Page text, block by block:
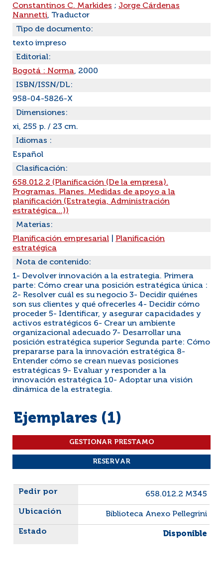
Constantinos C. Markides ; Jorge Cárdenas
Nannetti, Traductor
Tipo de documento:
texto impreso
Editorial:
Bogotá : Norma, 2000
ISBN/ISSN/DL:
958-04-5826-X
Dimensiones:
xi, 255 p. / 23 cm.
Idiomas :
Español
Clasificación:
658.012.2 (Planificación (De la empresa).
Programas. Planes. Medidas de apoyo a la
planificación (Estrategia, Administración
estratégica...))
Materias:
Planificación empresarial
Planificación
estratégica
Nota de contenido:
1- Devolver innovación a la estrategia. Primera
parte: Cómo crear una posición estratégica única :
2- Resolver cuál es su negocio 3- Decidir quiénes
son sus clientes y qué ofrecerles 4- Decidir cómo
proceder 5- Identificar, y asegurar capacidades y
activos estratégicos 6- Crear un ambiente
organizacional adecuado 7- Desarrollar una
posición estratégica superior Segunda parte: Cómo
prepararse para la innovación estratégica 8-
Entender cómo se crean nuevas posiciones
estratégicas 9- Evaluar y responder a la
innovación estratégica 10- Adoptar una visión
dinámica de la estrategia.
Ejemplares (1)
Liste des exemplaires
658.012.2 M345
Biblioteca Anexo Pellegrini
Disponible